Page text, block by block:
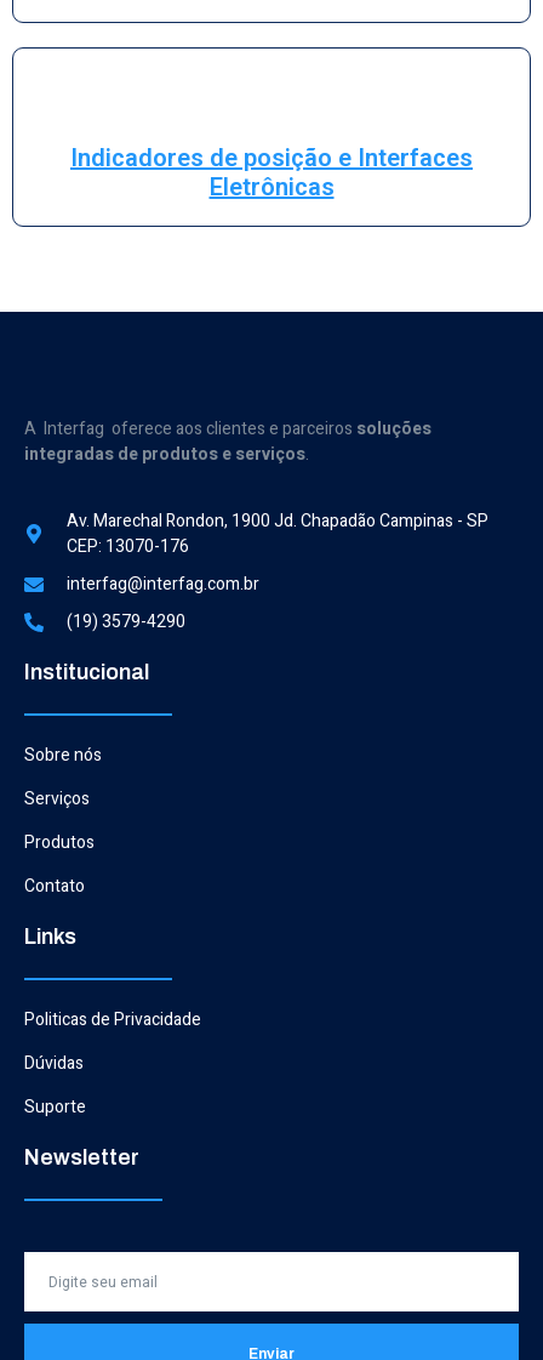
Indicadores de posição e Interfaces
Eletrônicas
A Interfag oferece aos clientes e parceiros soluções
integradas de produtos e serviços.
Av. Marechal Rondon, 1900 Jd. Chapadão Campinas - SP
CEP: 13070-176
interfag@interfag.com.br
(19) 3579-4290
Institucional
Sobre nós
Serviços
Produtos
Contato
Links
Politicas de Privacidade
Dúvidas
Suporte
Newsletter
Enviar